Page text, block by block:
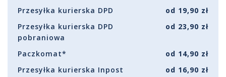
Przesyłka kurierska DPD
od 19,90 zł
Przesyłka kurierska DPD
pobraniowa
od 23,90 zł
Paczkomat*
od 14,90 zł
Przesyłka kurierska Inpost
od 16,90 zł